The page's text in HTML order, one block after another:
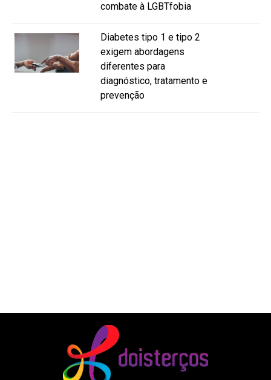
combate à LGBTfobia
Diabetes tipo 1 e tipo 2
exigem abordagens
diferentes para
diagnóstico, tratamento e
prevenção